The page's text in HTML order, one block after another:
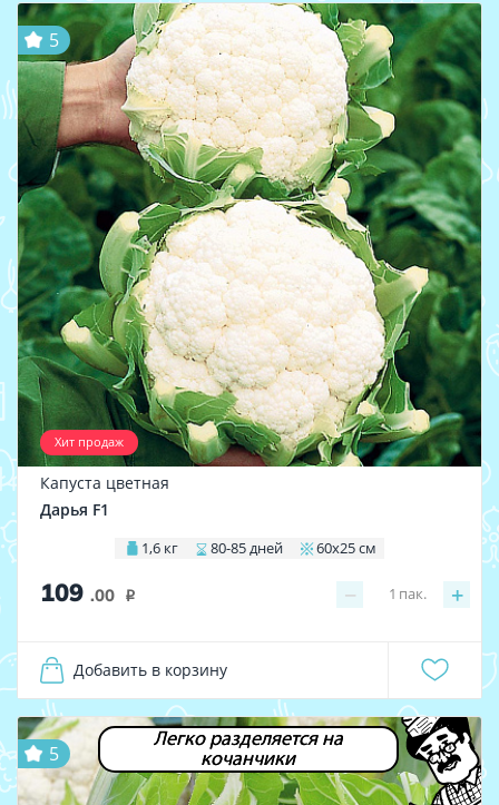
Хит продаж
5
Капуста цветная
Дарья F1
1,6 кг 80-85 дней 60х25 см
109 .00 i − +
1 пак.
Добавить в корзину
Легко разделяется на
кочанчики
5